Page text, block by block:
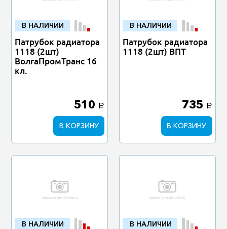
В НАЛИЧИИ
Патрубок радиатора
1118 (2шт)
ВолгаПромТранс 16
кл.
510 a
В КОРЗИНУ
В НАЛИЧИИ
Патрубок радиатора
1118 (2шт) ВПТ
735 a
В КОРЗИНУ
В НАЛИЧИИ В НАЛИЧИИ